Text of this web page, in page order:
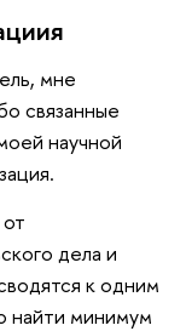
мне
связанные
научной
дела и
к одним
найти минимум